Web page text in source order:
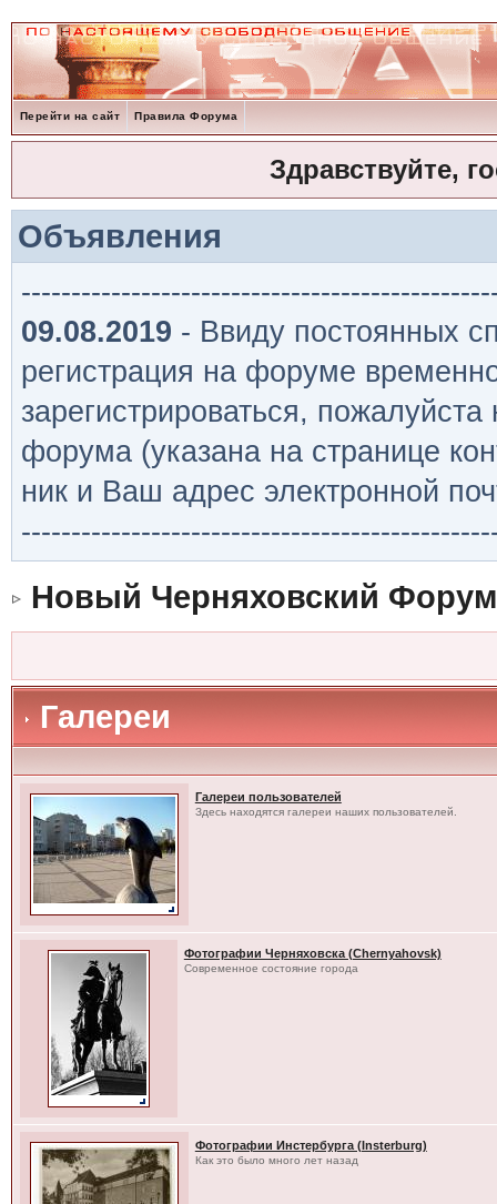
Перейти на сайт Правила Форума
Здравствуйте,
Объявления
09.08.2019 - Ввиду постоянных
регистрация на форуме
зарегистрироваться,
форума (указана на странице
ник и Ваш адрес электронной
Новый Черняховский Форум
Галереи
Галереи пользователей
Здесь находятся галереи наших пользователей.
Фотографии Черняховска (Chernyahovsk)
Современное состояние города
Фотографии Инстербурга (Insterburg)
Как это было много лет назад